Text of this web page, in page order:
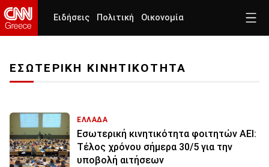
Ειδήσεις Πολιτική Οικονομία
ΕΣΩΤΕΡΙΚΗ ΚΙΝΗΤΙΚΟΤΗΤΑ
ΕΛΛΑΔΑ
Εσωτερική κινητικότητα φοιτητών ΑΕΙ:
Τέλος χρόνου σήμερα 30/5 για την
υποβολή αιτήσεων